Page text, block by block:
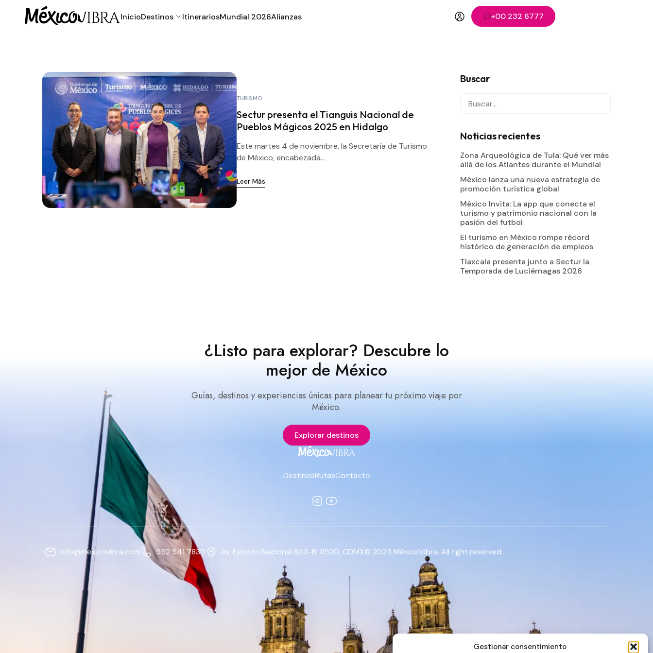
Gestionar consentimiento
InicioDestinos ItinerariosMundial 2026Alianzas +00 232 6777
TURISMO
Sectur presenta el Tianguis Nacional de
Pueblos Mágicos 2025 en Hidalgo
Este martes 4 de noviembre, la Secretaría de Turismo
de México, encabezada...
Leer Más
Buscar
Noticias recientes
Zona Arqueológica de Tula: Qué ver más
allá de los Atlantes durante el Mundial
México lanza una nueva estrategia de
promoción turística global
México Invita: La app que conecta el
turismo y patrimonio nacional con la
pasión del futbol
El turismo en México rompe récord
histórico de generación de empleos
Tlaxcala presenta junto a Sectur la
Temporada de Luciérnagas 2026
¿Listo para explorar? Descubre lo
mejor de México
Guías, destinos y experiencias únicas para planear tu próximo viaje por
México.
Explorar destinos
DestinosRutasContacto
info@mexicovibra.com 552 541 7830 Av. Ejército Nacional 843-B, 11520, CDMX© 2025 MéxicoVibra. All right reserved.